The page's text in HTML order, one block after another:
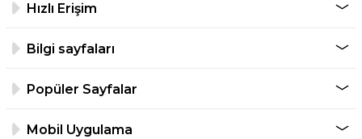
Hızlı Erişim
Bilgi sayfaları
Popüler Sayfalar
Mobil Uygulama